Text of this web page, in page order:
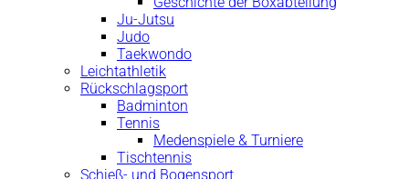
Ju-Jutsu
Judo
Taekwondo
Leichtathletik
Rückschlagsport
Badminton
Tennis
Medenspiele & Turniere
Tischtennis
Schieß- und Bogensport